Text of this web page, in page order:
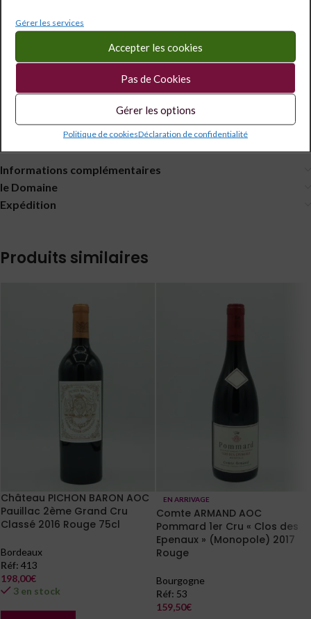
Gérer les services
Accepter les cookies
Pas de Cookies
Gérer les options
Politique de cookiesDéclaration de confidentialité
Catégorie :Spiritueux
Étiquettes :0.75 l,18°,Yonne
Partagé
Benoît CANTIN AOC Irancy RATAFIA Rouge
Informations complémentaires
le Domaine
Expédition
Produits similaires
Château PICHON BARON AOC
Pauillac 2ème Grand Cru
Classé 2016 Rouge 75cl
Bordeaux
Réf: 413
198,00€
3 en stock
EN ARRIVAGE
Comte ARMAND AOC
Pommard 1er Cru « Clos des
Epenaux » (Monopole) 2017
Rouge
Bourgogne
Réf: 53
159,50€